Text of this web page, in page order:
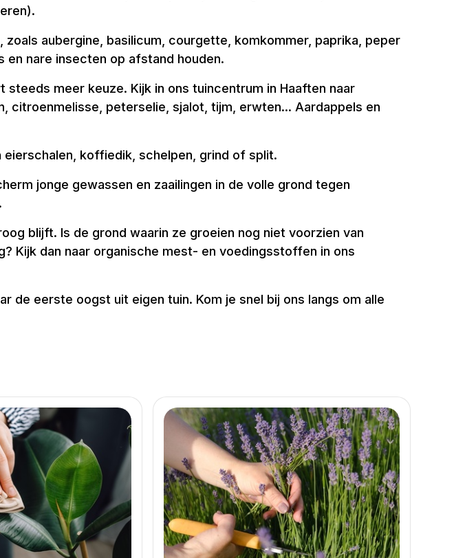
aubergine, basilicum, courgette, komkommer, paprika, peper
en nare insecten op afstand houden.
meer keuze. Kijk in ons tuincentrum in Haaften naar
citroenmelisse, peterselie, sjalot, tijm, erwten... Aardappels en
koffiedik, schelpen, grind of split.
jonge gewassen en zaailingen in de volle grond tegen
blijft. Is de grond waarin ze groeien nog niet voorzien van
Kijk dan naar organische mest- en voedingsstoffen in ons
de eerste oogst uit eigen tuin. Kom je snel bij ons langs om alle